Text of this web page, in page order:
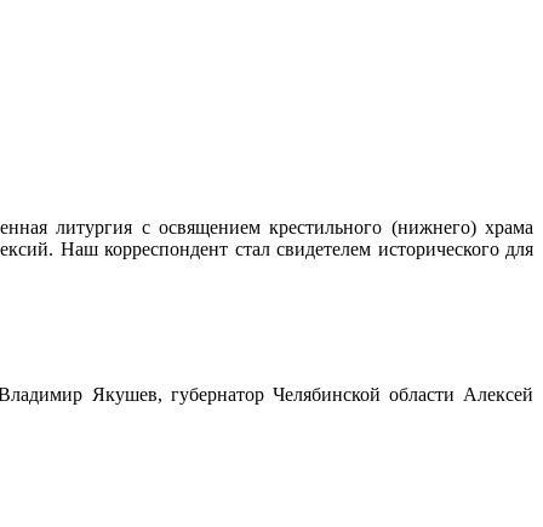
литургия с освящением крестильного (нижнего) храма
Наш корреспондент стал свидетелем исторического для
Якушев, губернатор Челябинской области Алексей